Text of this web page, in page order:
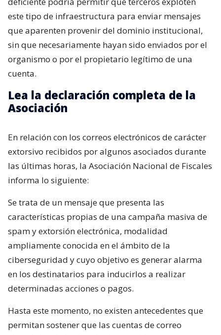
este tipo de infraestructura para enviar mensajes
que aparenten provenir del dominio institucional,
sin que necesariamente hayan sido enviados por el
organismo o por el propietario legítimo de una
cuenta.
Lea la declaración completa de la
Asociación
En relación con los correos electrónicos de carácter
extorsivo recibidos por algunos asociados durante
las últimas horas, la Asociación Nacional de Fiscales
informa lo siguiente:
Se trata de un mensaje que presenta las
características propias de una campaña masiva de
spam y extorsión electrónica, modalidad
ampliamente conocida en el ámbito de la
ciberseguridad y cuyo objetivo es generar alarma
en los destinatarios para inducirlos a realizar
determinadas acciones o pagos.
Hasta este momento, no existen antecedentes que
permitan sostener que las cuentas de correo